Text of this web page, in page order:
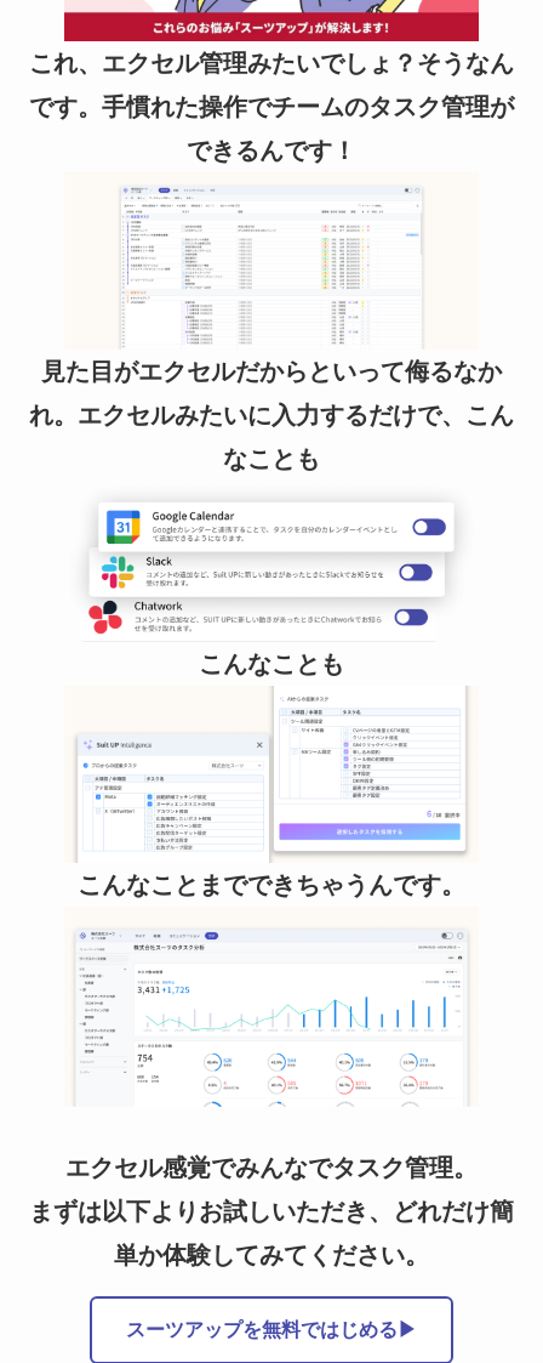
これ、エクセル管理みたいでしょ？そうなん
です。手慣れた操作でチームのタスク管理が
できるんです！
見た目がエクセルだからといって侮るなか
れ。エクセルみたいに入力するだけで、こん
なことも
こんなことも
こんなことまでできちゃうんです。
エクセル感覚でみんなでタスク管理。
まずは以下よりお試しいただき、どれだけ簡
単か体験してみてください。
スーツアップを無料ではじめる▶